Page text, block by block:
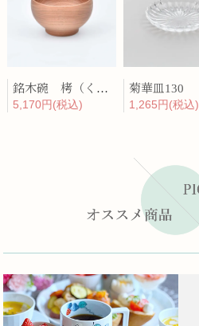
銘木碗 栲（くるみ）
5,170円(税込)
菊華皿130
1,265円(税込)